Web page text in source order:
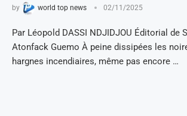
by world top news 02/11/2025
Par Léopold DASSI NDJIDJOU Éditorial de
Atonfack Guemo À peine dissipées les
hargnes incendiaires, même pas encore …